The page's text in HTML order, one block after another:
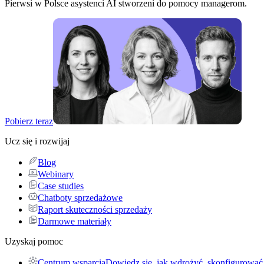
Pierwsi w Polsce asystenci AI stworzeni do pomocy managerom.
Pobierz teraz
Ucz się i rozwijaj
Blog
Webinary
Case studies
Chatboty sprzedażowe
Raport skuteczności sprzedaży
Darmowe materiały
Uzyskaj pomoc